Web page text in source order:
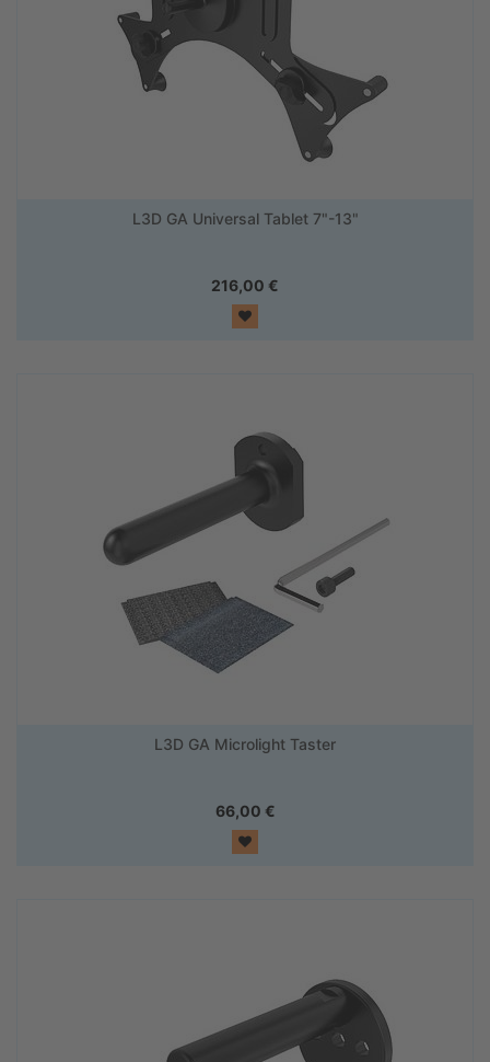
L3D GA Universal Tablet 7"-13"
216,00 €
L3D GA Microlight Taster
66,00 €